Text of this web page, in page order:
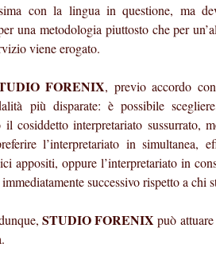
con la lingua in questione, ma
una metodologia piuttosto che per
viene erogato.
FORENIX, previo accordo
più disparate: è possibile
il cosiddetto interpretariato sussurrato,
l’interpretariato in simultanea,
appositi, oppure l’interpretariato in
successivo rispetto a chi
STUDIO FORENIX può